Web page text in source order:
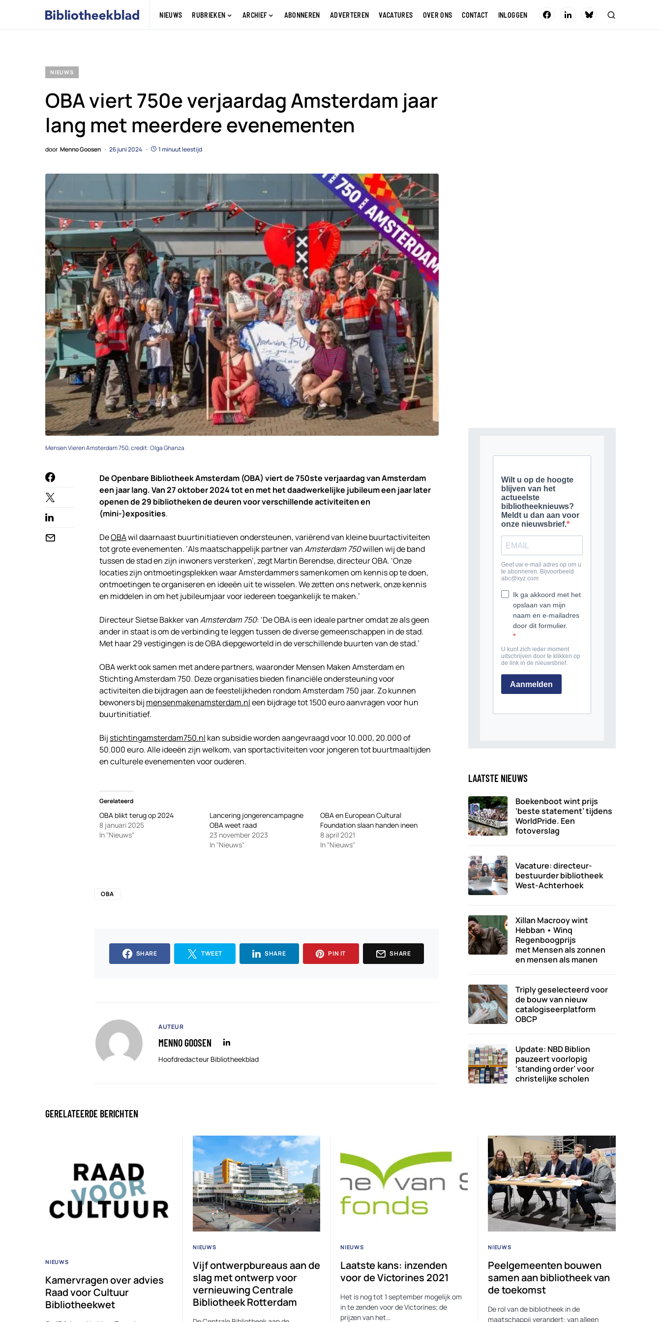
NIEUWS RUBRIEKEN ARCHIEF ABONNEREN ADVERTEREN VACATURES OVER ONS CONTACT INLOGGEN
NIEUWS
OBA viert 750e verjaardag Amsterdam jaar
lang met meerdere evenementen
door Menno Goosen 26 juni 2024 1 minuut leestijd
Mensen Vieren Amsterdam 750, credit: Olga Ghanza
De Openbare Bibliotheek Amsterdam (OBA) viert de 750ste verjaardag van Amsterdam
een jaar lang. Van 27 oktober 2024 tot en met het daadwerkelijke jubileum een jaar later
openen de 29 bibliotheken de deuren voor verschillende activiteiten en
(mini-)exposities.
DeOBAwil daarnaast buurtinitiatieven ondersteunen, variërend van kleine buurtactiviteiten
tot grote evenementen. ‘Als maatschappelijk partner vanAmsterdam 750willen wij de band
tussen de stad en zijn inwoners versterken’, zegt Martin Berendse, directeur OBA. ‘Onze
locaties zijn ontmoetingsplekken waar Amsterdammers samenkomen om kennis op te doen,
ontmoetingen te organiseren en ideeën uit te wisselen. We zetten ons netwerk, onze kennis
en middelen in om het jubileumjaar voor iedereen toegankelijk te maken.’
Directeur Sietse Bakker vanAmsterdam 750: ‘De OBA is een ideale partner omdat ze als geen
ander in staat is om de verbinding te leggen tussen de diverse gemeenschappen in de stad.
Met haar 29 vestigingen is de OBA diepgeworteld in de verschillende buurten van de stad.’
OBA werkt ook samen met andere partners, waaronder Mensen Maken Amsterdam en
Stichting Amsterdam 750. Deze organisaties bieden financiële ondersteuning voor
activiteiten die bijdragen aan de feestelijkheden rondom Amsterdam 750 jaar. Zo kunnen
bewoners bij mensenmakenamsterdam.nleen bijdrage tot 1500 euro aanvragen voor hun
buurtinitiatief.
Bij stichtingamsterdam750.nl kan subsidie worden aangevraagd voor 10.000, 20.000 of
50.000 euro. Alle ideeën zijn welkom, van sportactiviteiten voor jongeren tot buurtmaaltijden
en culturele evenementen voor ouderen.
Gerelateerd
OBA blikt terug op 2024
8 januari 2025
In "Nieuws"
Lancering jongerencampagne
OBA weet raad
23 november 2023
In "Nieuws"
OBA en European Cultural
Foundation slaan handen ineen
8 april 2021
In "Nieuws"
OBA
SHARE TWEET SHARE PIN IT SHARE
AUTEUR
MENNO GOOSEN
Hoofdredacteur Bibliotheekblad
LAATSTE NIEUWS
Boekenboot wint prijs
‘beste statement’ tijdens
WorldPride. Een
fotoverslag
Vacature: directeur-
bestuurder bibliotheek
West-Achterhoek
Xillan Macrooy wint
Hebban • Winq
Regenboogprijs
met Mensen als zonnen
en mensen als manen
Triply geselecteerd voor
de bouw van nieuw
catalogiseerplatform
OBCP
Update: NBD Biblion
pauzeert voorlopig
‘standing order’ voor
christelijke scholen
GERELATEERDE BERICHTEN
NIEUWS
Kamervragen over advies
Raad voor Cultuur
Bibliotheekwet
NIEUWS
Vijf ontwerpbureaus aan de
slag met ontwerp voor
vernieuwing Centrale
Bibliotheek Rotterdam
NIEUWS
Laatste kans: inzenden
voor de Victorines 2021
Het is nog tot 1 september mogelijk om
in te zenden voor de Victorines; de
prijzen van het…
NIEUWS
Peelgemeenten bouwen
samen aan bibliotheek van
de toekomst
De rol van de bibliotheek in de
maatschappij verandert: van alleen